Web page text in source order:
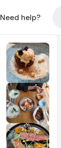
Need help?